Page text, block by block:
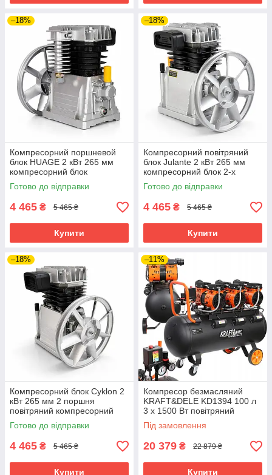
–18%
Компресорний поршневой
блок HUAGE 2 кВт 265 мм
компресорний блок
повітряний компресорна
головка для
Готово до відправки
4 465 ₴ 5 465 ₴
Купити
–18%
Компресорний повітряний
блок Julante 2 кВт 265 мм
компресорний блок 2-х
поршневий компресорна
головка
Готово до відправки
4 465 ₴ 5 465 ₴
Купити
–18%
Компресорний блок Cyklon 2
кВт 265 мм 2 поршня
повітряний компресорний
блок повітряна компресорна
головка
Готово до відправки
4 465 ₴ 5 465 ₴
Купити
–11%
Компресор безмасляний
KRAFT&DELE KD1394 100 л
3 x 1500 Вт повітряний
компресор
Під замовлення
20 379 ₴ 22 879 ₴
Купити